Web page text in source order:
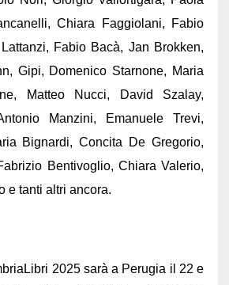
Chiara Faggiolani, Fabio
Fabio Bacà, Jan Brokken,
Gipi, Domenico Starnone, Maria
Matteo Nucci, David Szalay,
Manzini, Emanuele Trevi,
Bignardi, Concita De Gregorio,
Bentivoglio, Chiara Valerio,
e tanti altri ancora.
2025 sarà a Perugia il 22 e